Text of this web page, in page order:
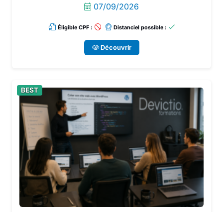
07/09/2026
Éligible CPF : Distanciel possible :
Découvrir
BEST